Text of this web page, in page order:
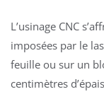
L’usinage CNC
imposées par le
feuille ou sur un
centimètres